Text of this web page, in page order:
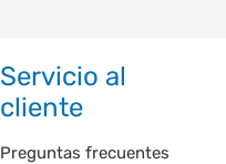
Servicio al
cliente
Preguntas frecuentes